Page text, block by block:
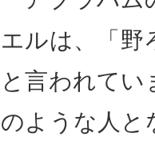
エルは、「野
と言われてい
のような人と